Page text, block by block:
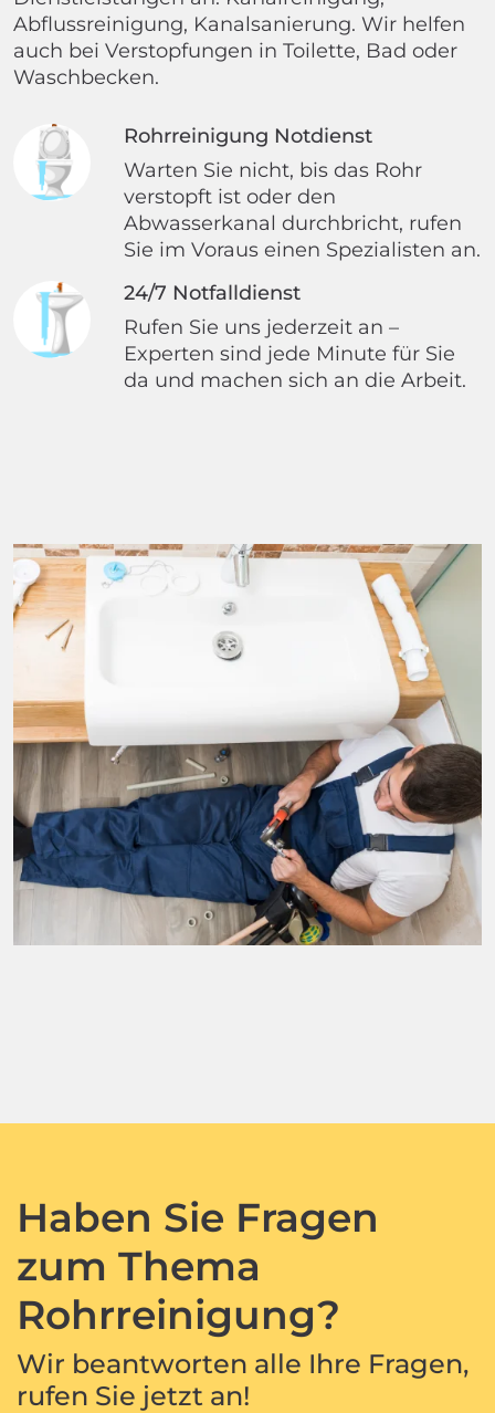
Abflussreinigung, Kanalsanierung. Wir helfen
auch bei Verstopfungen in Toilette, Bad oder
Waschbecken.
Rohrreinigung Notdienst
Warten Sie nicht, bis das Rohr
verstopft ist oder den
Abwasserkanal durchbricht, rufen
Sie im Voraus einen Spezialisten an.
24/7 Notfalldienst
Rufen Sie uns jederzeit an –
Experten sind jede Minute für Sie
da und machen sich an die Arbeit.
Haben Sie Fragen
zum Thema
Rohrreinigung?
Wir beantworten alle Ihre Fragen,
rufen Sie jetzt an!